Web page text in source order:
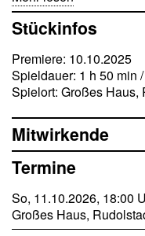
rechten Licht zu sehen
forderte der Satiriker
fantasievollen Geist,
die Wahrheit, die
erkennen.« Nun ja.
zurückgegangen, was
aber Ärzte begrüßen.
wollen wir, dass dem
unbedingt erhalten
Feiern auch eine
Schillers »Ode an die
– ursprünglich ein
Stückinfos
Premiere: 10.10.2025
Spieldauer: 1 h 50 min
Spielort: Großes Haus,
Mitwirkende
Termine
So, 11.10.2026, 18:00
Großes Haus,